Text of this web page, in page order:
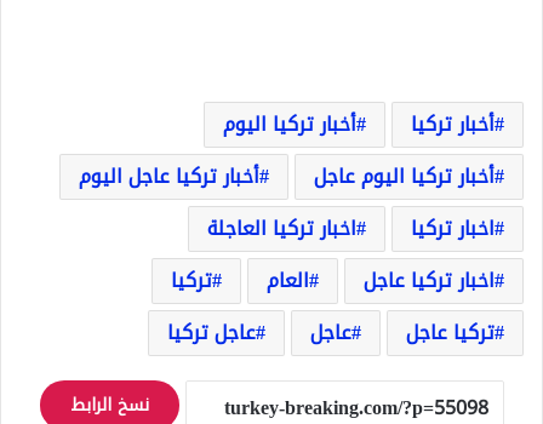
أخبار تركيا
أخبار تركيا اليوم
أخبار تركيا اليوم عاجل
أخبار تركيا عاجل اليوم
اخبار تركيا
اخبار تركيا العاجلة
اخبار تركيا عاجل
العام
تركيا
تركيا عاجل
عاجل عاجل تركيا
نسخ الرابط